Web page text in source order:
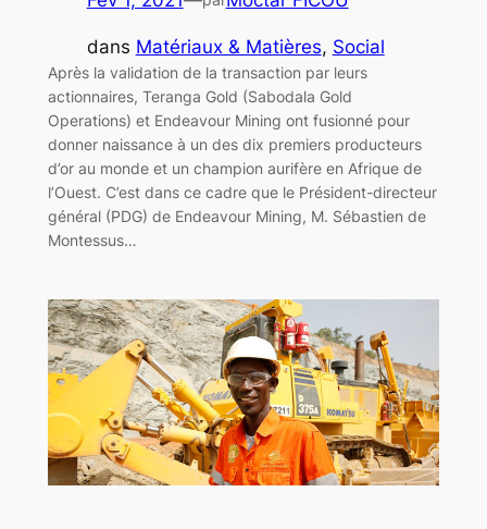
dans Matériaux & Matières, Social
Après la validation de la transaction par leurs
actionnaires, Teranga Gold (Sabodala Gold
Operations) et Endeavour Mining ont fusionné pour
donner naissance à un des dix premiers producteurs
d’or au monde et un champion aurifère en Afrique de
l’Ouest. C’est dans ce cadre que le Président-directeur
général (PDG) de Endeavour Mining, M. Sébastien de
Montessus…